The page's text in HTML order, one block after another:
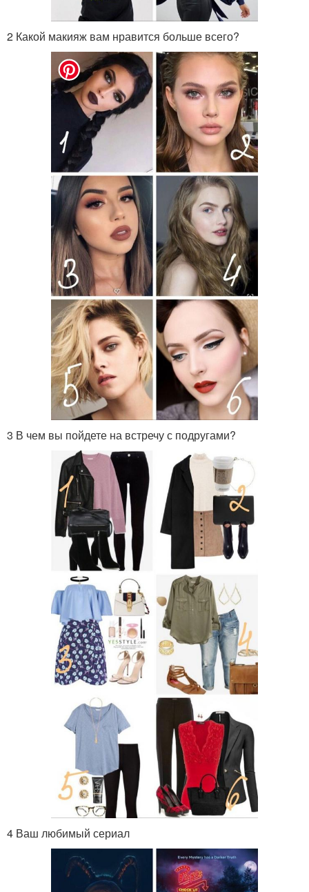
2 Какой макияж вам нравится больше всего?
3 В чем вы пойдете на встречу с подругами?
4 Ваш любимый сериал